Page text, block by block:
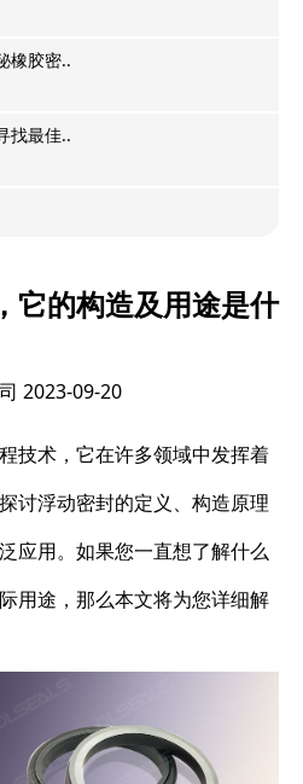
橡胶密..
找最佳..
它的构造及用途是什
2023-09-20
技术，它在许多领域中发挥着
讨浮动密封的定义、构造原理
应用。如果您一直想了解什么
用途，那么本文将为您详细解